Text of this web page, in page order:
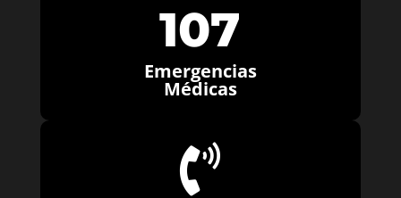
107
Emergencias
Médicas
